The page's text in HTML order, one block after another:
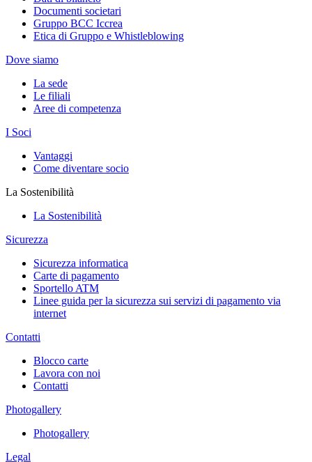
Documenti societari
Gruppo BCC Iccrea
Etica di Gruppo e Whistleblowing
Dove siamo
La sede
Le filiali
Aree di competenza
I Soci
Vantaggi
Come diventare socio
La Sostenibilità
La Sostenibilità
Sicurezza
Sicurezza informatica
Carte di pagamento
Sportello ATM
Linee guida per la sicurezza sui servizi di pagamento via
internet
Contatti
Blocco carte
Lavora con noi
Contatti
Photogallery
Photogallery
Legal